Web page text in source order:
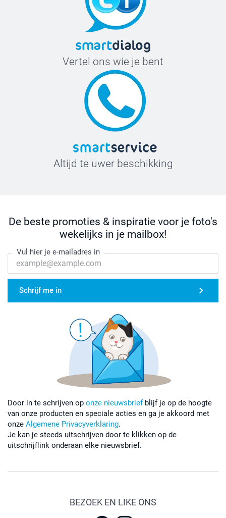
Vertel ons wie je bent
Altijd te uwer beschikking
De beste promoties & inspiratie voor je foto's
wekelijks in je mailbox!
Vul hier je e-mailadres in
Schrijf me in
Door in te schrijven op onze nieuwsbriefblijf je op de hoogte
van onze producten en speciale acties en ga je akkoord met
onze Algemene Privacyverklaring.
Je kan je steeds uitschrijven door te klikken op de
uitschrijflink onderaan elke nieuwsbrief.
BEZOEK EN LIKE ONS